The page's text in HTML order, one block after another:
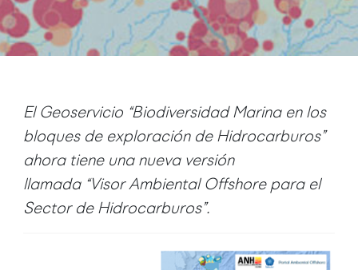
El Geoservicio “Biodiversidad Marina en los
bloques de exploración de Hidrocarburos”
ahora tiene una nueva versión
llamada “Visor Ambiental Offshore para el
Sector de Hidrocarburos”.